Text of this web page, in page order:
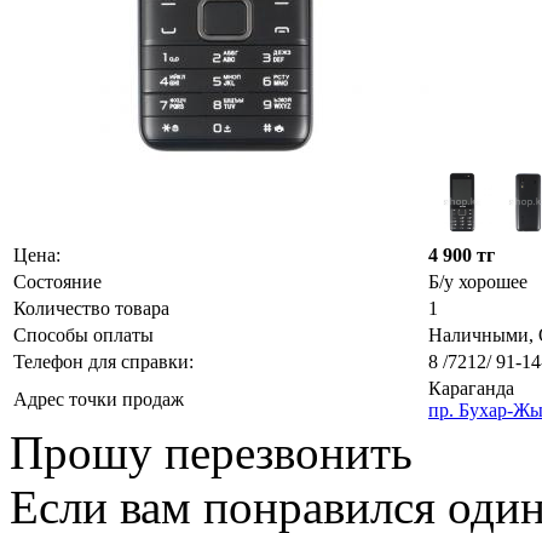
Цена:
4 900 тг
Состояние
Б/у хорошее
Количество товара
1
Способы оплаты
Наличными,
Телефон для справки:
8 /7212/ 91-
Адрес точки продаж
Караганда
пр. Бухар-
Прошу перезвонить
Если вам понравился